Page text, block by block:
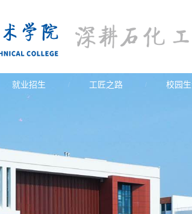
就业招生 工匠之路 校园